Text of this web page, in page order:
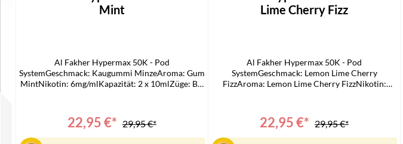
Mint
Al Fakher Hypermax 50K - Pod
SystemGeschmack: Kaugummi MinzeAroma: Gum
MintNikotin: 6mg/mlKapazität: 2 x 10mlZüge: Bis
Hypermax Prime 10 ml Refill-Container1 x Al
Fakher 50k Hypermax Prime Pod Modul
22,95 €* 29,95 €*
Lime Cherry Fizz
Al Fakher Hypermax 50K - Pod
SystemGeschmack: Lemon Lime Cherry
FizzAroma: Lemon Lime Cherry FizzNikotin:
kompatibelLieferumfang:2 x Al Fakher 50k
Hypermax Prime 10 ml Refill-Container1 x Al
Fakher 50k Hypermax Prime Pod Modul
22,95 €* 29,95 €*